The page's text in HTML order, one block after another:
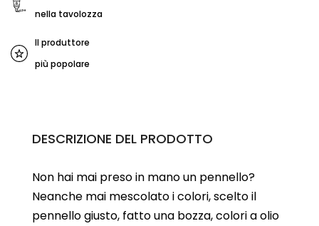
nella tavolozza
Il produttore
più popolare
DESCRIZIONE DEL PRODOTTO
Non hai mai preso in mano un pennello?
Neanche mai mescolato i colori, scelto il
pennello giusto, fatto una bozza, colori a olio